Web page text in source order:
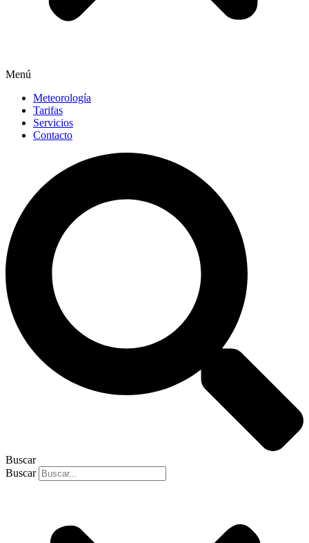
Menú
Meteorología
Tarifas
Servicios
Contacto
Buscar
Buscar